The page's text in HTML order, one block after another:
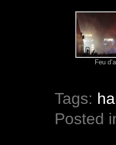
Feu
Tags:
Posted